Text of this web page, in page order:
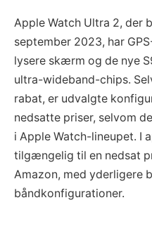
Apple Watch Ultra 2, der
september 2023, har
lysere skærm og de nye
ultra-wideband-chips.
rabat, er udvalgte
nedsatte priser, selvom
i Apple Watch-lineupet. I
tilgængelig til en nedsat
Amazon, med yderligere
båndkonfigurationer.